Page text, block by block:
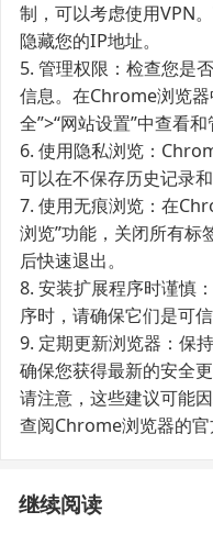
制，可以考虑使用VPN
隐藏您的IP地址。
5. 管理权限：检查您是
信息。在Chrome浏览器
全”>“网站设置”中查看和
6. 使用隐私浏览：
可以在不保存历史记录
7. 使用无痕浏览：在
浏览”功能，关闭所有标
后快速退出。
8. 安装扩展程序时谨慎
序时，请确保它们是可
9. 定期更新浏览器：保
确保您获得最新的安全
请注意，这些建议可能
查阅Chrome浏览器的官
继续阅读